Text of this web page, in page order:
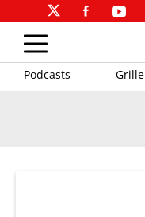
Podcasts Grille